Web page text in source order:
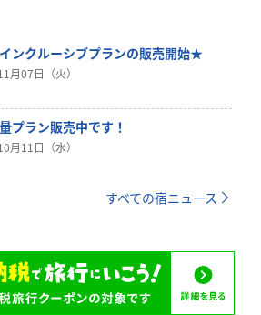
ンクルーシブプランの販売開始★
月07日（火）
プラン販売中です！
月11日（水）
すべての宿ニュース